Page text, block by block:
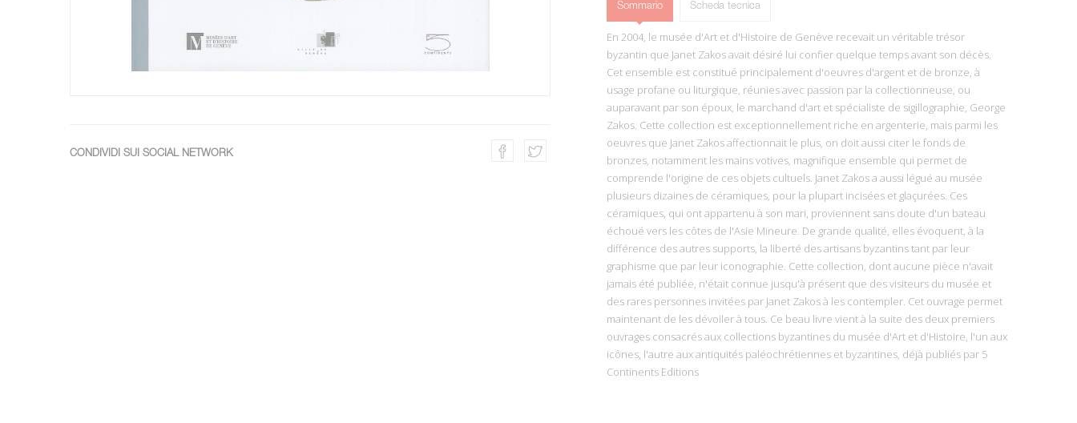
CONDIVIDI SUI SOCIAL NETWORK
Sommario Scheda tecnica
En 2004, le musée d'Art et d'Histoire de Genève recevait un véritable trésor
byzantin que Janet Zakos avait désiré lui confier quelque temps avant son décès.
Cet ensemble est constitué principalement d'oeuvres d'argent et de bronze, à
usage profane ou liturgique, réunies avec passion par la collectionneuse, ou
auparavant par son époux, le marchand d'art et spécialiste de sigillographie, George
Zakos. Cette collection est exceptionnellement riche en argenterie, mais parmi les
oeuvres que Janet Zakos affectionnait le plus, on doit aussi citer le fonds de
bronzes, notamment les mains votives, magnifique ensemble qui permet de
comprende l'origine de ces objets cultuels. Janet Zakos a aussi légué au musée
plusieurs dizaines de céramiques, pour la plupart incisées et glaçurées. Ces
céramiques, qui ont appartenu à son mari, proviennent sans doute d'un bateau
échoué vers les côtes de l'Asie Mineure. De grande qualité, elles évoquent, à la
différence des autres supports, la liberté des artisans byzantins tant par leur
graphisme que par leur iconographie. Cette collection, dont aucune pièce n'avait
jamais été publiée, n'était connue jusqu'à présent que des visiteurs du musée et
des rares personnes invitées par Janet Zakos à les contempler. Cet ouvrage permet
maintenant de les dévoiler à tous. Ce beau livre vient à la suite des deux premiers
ouvrages consacrés aux collections byzantines du musée d'Art et d'Histoire, l'un aux
icônes, l'autre aux antiquités paléochrétiennes et byzantines, déjà publiés par 5
Continents Editions